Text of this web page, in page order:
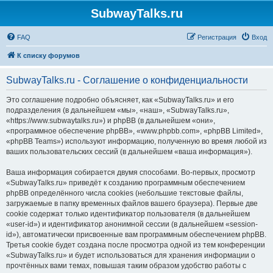
SubwayTalks.ru
FAQ Вход
Регистрация
К списку форумов
SubwayTalks.ru - Соглашение о конфиденциальности
Это соглашение подробно объясняет, как «SubwayTalks.ru» и его
подразделения (в дальнейшем «мы», «наш», «SubwayTalks.ru»,
«https://www.subwaytalks.ru») и phpBB (в дальнейшем «они»,
«программное обеспечение phpBB», «www.phpbb.com», «phpBB Limited»,
«phpBB Teams») используют информацию, полученную во время любой из
ваших пользовательских сессий (в дальнейшем «ваша информация»).
Ваша информация собирается двумя способами. Во-первых, просмотр
«SubwayTalks.ru» приведёт к созданию программным обеспечением
phpBB определённого числа cookies (небольшие текстовые файлы,
загружаемые в папку временных файлов вашего браузера). Первые две
cookie содержат только идентификатор пользователя (в дальнейшем
«user-id») и идентификатор анонимной сессии (в дальнейшем «session-
id»), автоматически присвоенные вам программным обеспечением phpBB.
Третья cookie будет создана после просмотра одной из тем конференции
«SubwayTalks.ru» и будет использоваться для хранения информации о
прочтённых вами темах, повышая таким образом удобство работы с